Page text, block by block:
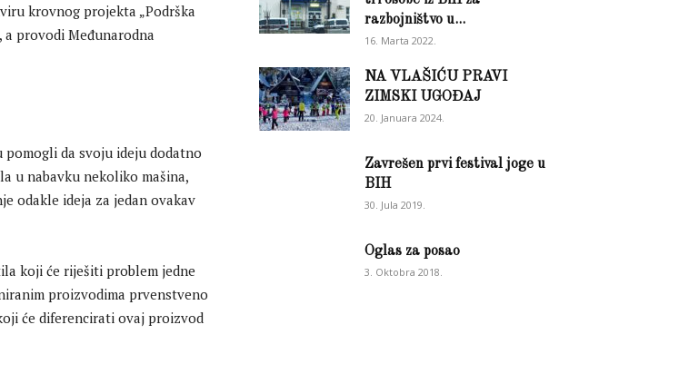
krovnog projekta „Podrška
provodi Međunarodna
da svoju ideju dodatno
u nabavku nekoliko mašina,
odakle ideja za jedan ovakav
koji će riješiti problem jedne
proizvodima prvenstveno
će diferencirati ovaj proizvod
razbojništvo u...
16. Marta 2022.
NA VLAŠIĆU PRAVI
ZIMSKI UGOĐAJ
20. Januara 2024.
Zavrešen prvi festival joge u
BIH
30. Jula 2019.
Oglas za posao
3. Oktobra 2018.